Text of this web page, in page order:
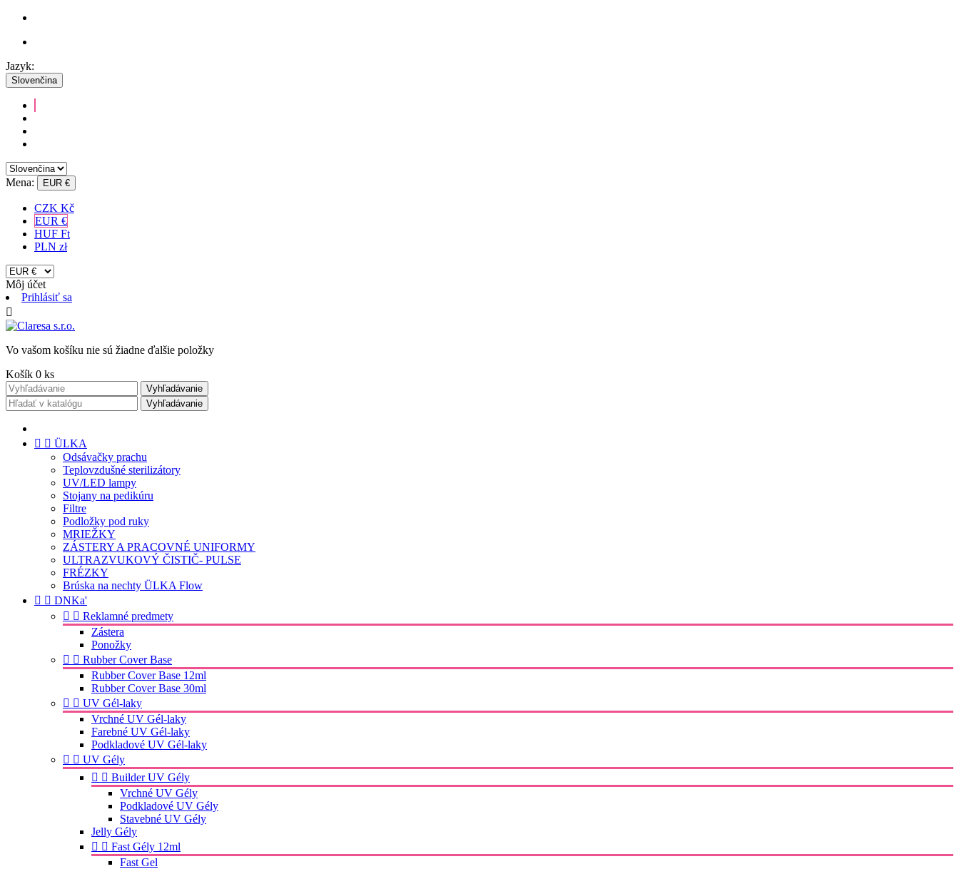
Jazyk:
Slovenčina
Mena: EUR €
CZK Kč
EUR €
HUF Ft
PLN zł
Môj účet
Prihlásiť sa

Vo vašom košíku nie sú žiadne ďalšie položky
Košík 0 ks
Vyhľadávanie
Vyhľadávanie
  ÜLKA
Odsávačky prachu
Teplovzdušné sterilizátory
UV/LED lampy
Stojany na pedikúru
Filtre
Podložky pod ruky
MRIEŽKY
ZÁSTERY A PRACOVNÉ UNIFORMY
ULTRAZVUKOVÝ ČISTIČ- PULSE
FRÉZKY
Brúska na nechty ÜLKA Flow
  DNKa'
  Reklamné predmety
Zástera
Ponožky
  Rubber Cover Base
Rubber Cover Base 12ml
Rubber Cover Base 30ml
  UV Gél-laky
Vrchné UV Gél-laky
Farebné UV Gél-laky
Podkladové UV Gél-laky
  UV Gély
  Builder UV Gély
Vrchné UV Gély
Podkladové UV Gély
Stavebné UV Gély
Jelly Gély
  Fast Gély 12ml
Fast Gel